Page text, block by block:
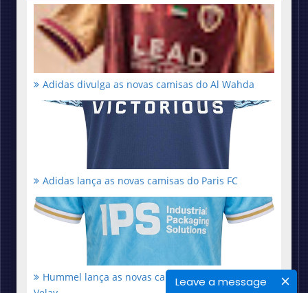
Leave a message
Adidas divulga as novas camisas do Al Wahda
Adidas lança as novas camisas do Paris FC
Hummel lança as novas camisas do Le Puy en